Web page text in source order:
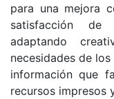
para una mejora
satisfacción de
adaptando
necesidades de
información que
recursos impresos